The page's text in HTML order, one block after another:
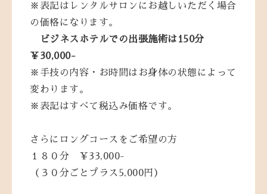
※表記はレンタルサロンにお越しいただく場合
の価格になります。
ビジネスホテルでの出張施術は150分
￥30,000-
※手技の内容・お時間はお身体の状態によって
変わります。
※表記はすべて税込み価格です。
さらにロングコースをご希望の方
１８０分 ￥33,000-
（３０分ごとプラス5,000円）